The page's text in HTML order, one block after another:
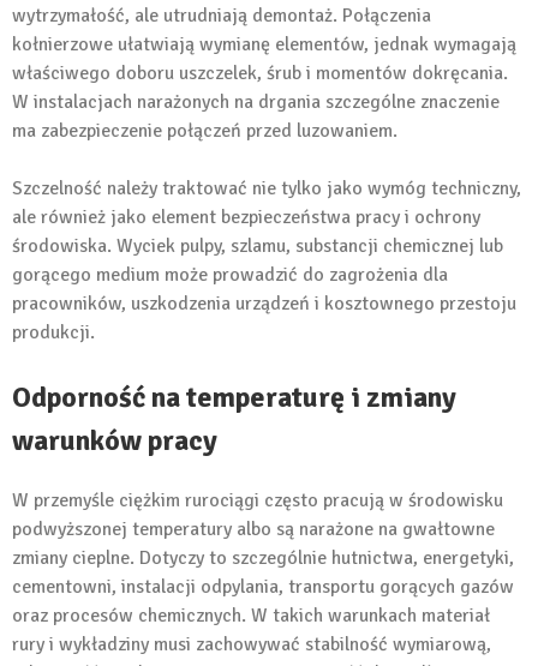
wytrzymałość, ale utrudniają demontaż. Połączenia
kołnierzowe ułatwiają wymianę elementów, jednak wymagają
właściwego doboru uszczelek, śrub i momentów dokręcania.
W instalacjach narażonych na drgania szczególne znaczenie
ma zabezpieczenie połączeń przed luzowaniem.
Szczelność należy traktować nie tylko jako wymóg techniczny,
ale również jako element bezpieczeństwa pracy i ochrony
środowiska. Wyciek pulpy, szlamu, substancji chemicznej lub
gorącego medium może prowadzić do zagrożenia dla
pracowników, uszkodzenia urządzeń i kosztownego przestoju
produkcji.
Odporność na temperaturę i zmiany
warunków pracy
W przemyśle ciężkim rurociągi często pracują w środowisku
podwyższonej temperatury albo są narażone na gwałtowne
zmiany cieplne. Dotyczy to szczególnie hutnictwa, energetyki,
cementowni, instalacji odpylania, transportu gorących gazów
oraz procesów chemicznych. W takich warunkach materiał
rury i wykładziny musi zachowywać stabilność wymiarową,